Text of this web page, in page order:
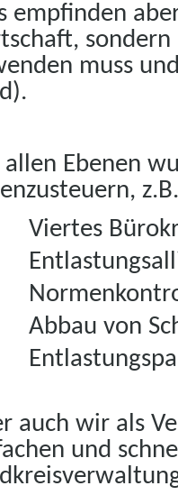
empfinden
sondern
muss
Ebenen
Viertes
Abbau von
auch wir als
und